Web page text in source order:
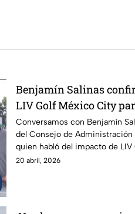
Benjamín Salinas
LIV Golf México City
Conversamos con Benjamín
del Consejo de Administración
quien habló del impacto de
confirmó su regreso en 2027.
20 abril, 2026